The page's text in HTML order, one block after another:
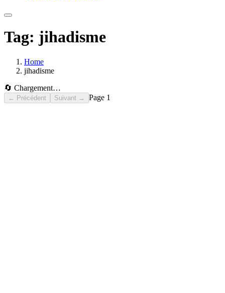
Tag: jihadisme
Home
jihadisme
🔄 Chargement…
← Précédent Suivant → Page 1